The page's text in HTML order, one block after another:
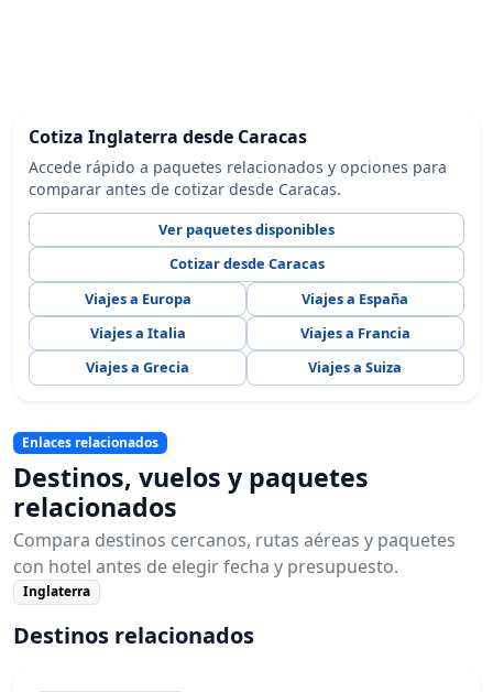
Cotiza Inglaterra desde Caracas
Accede rápido a paquetes relacionados y opciones para
comparar antes de cotizar desde Caracas.
Ver paquetes disponibles
Cotizar desde Caracas
Viajes a Europa
Viajes a España
Viajes a Italia
Viajes a Francia
Viajes a Grecia
Viajes a Suiza
Enlaces relacionados
Destinos, vuelos y paquetes
relacionados
Compara destinos cercanos, rutas aéreas y paquetes
con hotel antes de elegir fecha y presupuesto.
Inglaterra
Destinos relacionados